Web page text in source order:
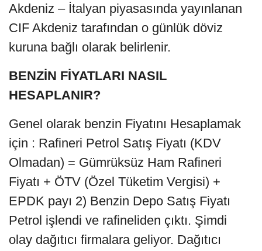
Akdeniz – İtalyan piyasasında yayınlanan
CIF Akdeniz tarafından o günlük döviz
kuruna bağlı olarak belirlenir.
BENZİN FİYATLARI NASIL
HESAPLANIR?
Genel olarak benzin Fiyatını Hesaplamak
için : Rafineri Petrol Satış Fiyatı (KDV
Olmadan) = Gümrüksüz Ham Rafineri
Fiyatı + ÖTV (Özel Tüketim Vergisi) +
EPDK payı 2) Benzin Depo Satış Fiyatı
Petrol işlendi ve rafineliden çıktı. Şimdi
olay dağıtıcı firmalara geliyor. Dağıtıcı